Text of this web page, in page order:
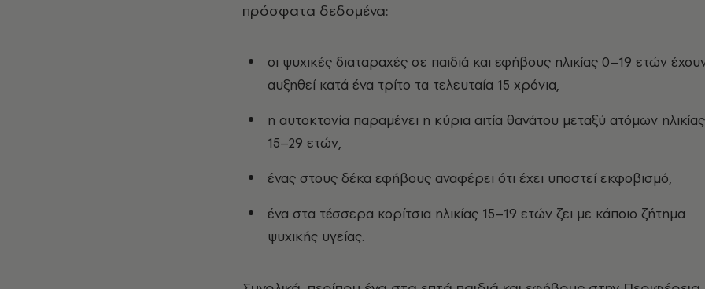
πρόσφατα δεδομένα:
οι ψυχικές διαταραχές σε παιδιά και εφήβους ηλικίας 0–19 ετών
αυξηθεί κατά ένα τρίτο τα τελευταία 15 χρόνια,
η αυτοκτονία παραμένει η κύρια αιτία θανάτου μεταξύ ατόμων ηλικίας
15–29 ετών,
ένας στους δέκα εφήβους αναφέρει ότι έχει υποστεί εκφοβισμό,
ένα στα τέσσερα κορίτσια ηλικίας 15–19 ετών ζει με κάποιο ζήτημα
ψυχικής υγείας.